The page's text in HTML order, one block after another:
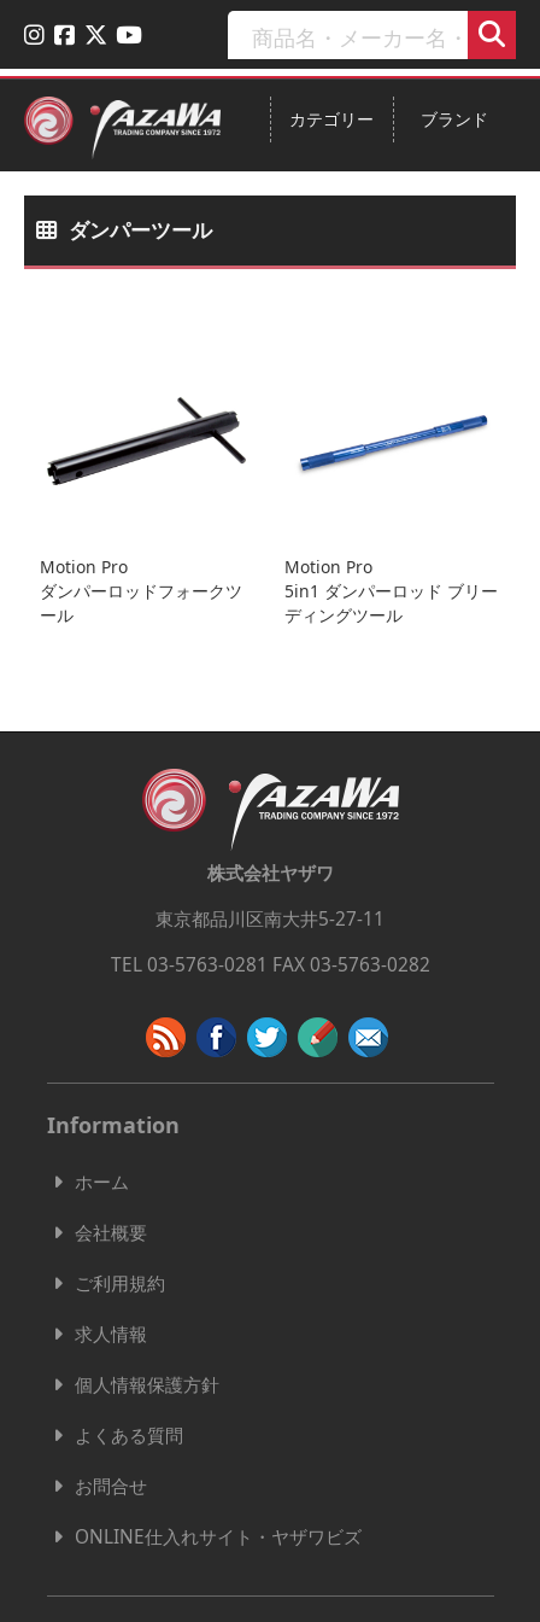
ブランド
カテゴリー
ダンパーツール
Motion Pro
ダンパーロッドフォークツ
ール
Motion Pro
5in1 ダンパーロッド ブリー
ディングツール
株式会社ヤザワ
東京都品川区南大井5-27-11
TEL 03-5763-0281 FAX 03-5763-0282
Information
ホーム
会社概要
ご利用規約
求人情報
個人情報保護方針
よくある質問
お問合せ
ONLINE仕入れサイト・ヤザワビズ